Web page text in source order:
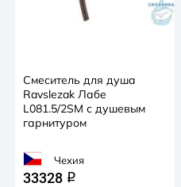
Смеситель для душа
Ravslezak Лабе
L081.5/2SM с душевым
гарнитуром
Чехия
33328 q